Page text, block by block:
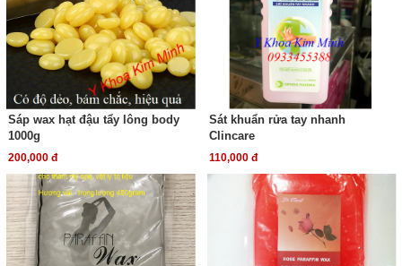
Sáp wax hạt đậu tẩy lông body
1000g
200,000 đ
Sát khuẩn rửa tay nhanh
Clincare
110,000 đ